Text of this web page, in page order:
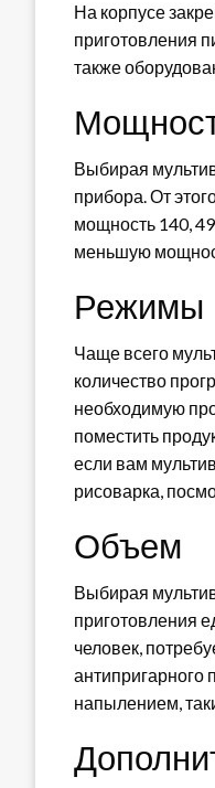
На корпусе
приготовления
также
Выбирая
прибора. От
мощность 140,
меньшую
Режимы
Чаще всего
количество
необходимую
поместить
если вам
рисоварка,
Объем
Выбирая
приготовления
человек,
напылением,